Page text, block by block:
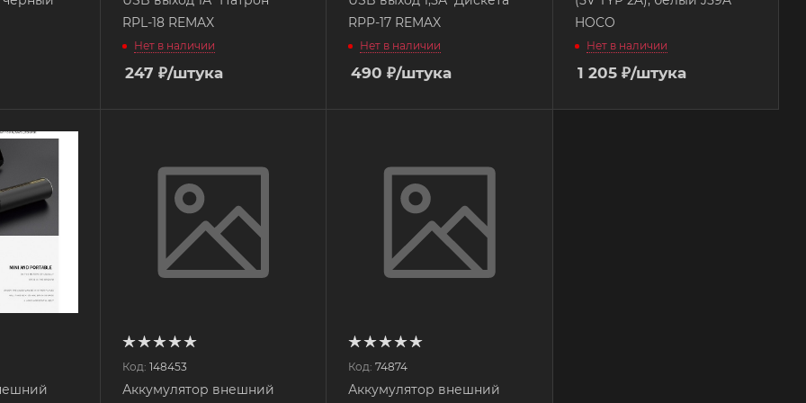
RPL-18 REMAX
Нет в наличии
247 ₽/штука
RPP-17 REMAX
Нет в наличии
490 ₽/штука
HOCO
Нет в наличии
1 205₽/штука
Код: 148453
Аккумулятор внешний
Код: 74874
Аккумулятор внешний